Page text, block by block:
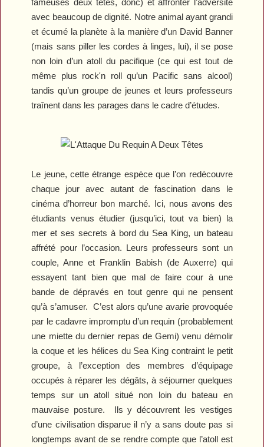
avec beaucoup de dignité. Notre animal ayant grandi
et écumé la planète à la manière d’un David Banner
(mais sans piller les cordes à linges, lui), il se pose
non loin d’un atoll du pacifique (ce qui est tout de
même plus rock'n roll qu’un Pacific sans alcool)
tandis qu’un groupe de jeunes et leurs professeurs
traînent dans les parages dans le cadre d’études.
Le jeune, cette étrange espèce que l’on redécouvre
chaque jour avec autant de fascination dans le
cinéma d’horreur bon marché. Ici, nous avons des
étudiants venus étudier (jusqu’ici, tout va bien) la
mer et ses secrets à bord du Sea King, un bateau
affrété pour l’occasion. Leurs professeurs sont un
couple, Anne et Franklin Babish (de Auxerre) qui
essayent tant bien que mal de faire cour à une
bande de dépravés en tout genre qui ne pensent
qu’à s’amuser.
C’est alors qu’une avarie provoquée
par le cadavre impromptu d’un requin (probablement
une miette du dernier repas de Gemi) venu démolir
la coque et les hélices du Sea King contraint le petit
groupe, à l’exception des membres d’équipage
occupés à réparer les dégâts, à séjourner quelques
temps sur un atoll situé non loin du bateau en
mauvaise posture.
Ils y découvrent les vestiges
d’une civilisation disparue il n’y a sans doute pas si
longtemps avant de se rendre compte que l’atoll est